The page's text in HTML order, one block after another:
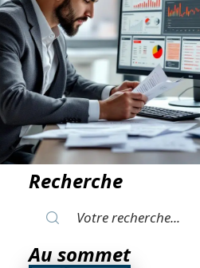
Recherche
Au sommet